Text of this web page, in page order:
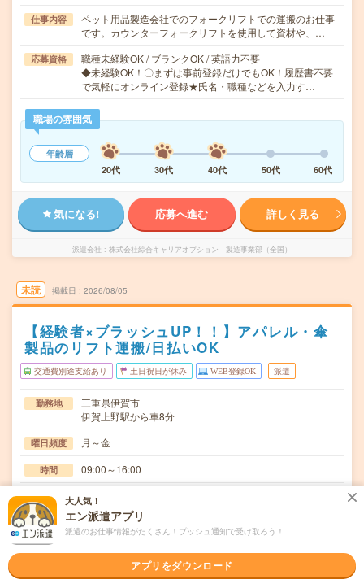
仕事内容
ペット用品製造会社でのフォークリフトでの運搬のお仕事
です。カウンターフォークリフトを使用して資材や、…
応募資格
職種未経験OK / ブランクOK / 英語力不要
◆未経験OK！〇まずは事前登録だけでもOK！履歴書不要
で気軽にオンライン登録★氏名・職種などを入力す…
職場の雰囲気
年齢層
20代
30代 40代 50代 60代
気になる! 応募へ進む 詳しく見る
派遣会社 株式会社綜合キャリアオプション 製造事業部（全国）
未読 掲載日 2026/08/05
【経験者×ブラッシュUP！！】アパレル・傘
製品のリフト運搬/日払いOK
交通費別途支給あり 土日祝日が休み WEB登録OK 派遣
勤務地
三重県伊賀市
伊賀上野駅から車8分
曜日頻度 月～金
時間 09:00～16:00
期間 長期でお仕事できる方、大歓迎！
時給 時給1270円
交通費規定内支給
大人気！
エン派遣アプリ
派遣のお仕事情報がたくさん！プッシュ通知で受け取ろう！
アプリをダウンロード